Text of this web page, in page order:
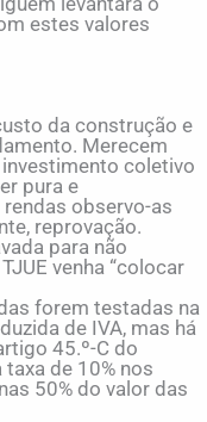
estes valores
da construção e
Merecem
coletivo
pura e
observo-as
reprovação.
para não
venha “colocar
forem testadas na
de IVA, mas há
45.º-C do
de 10% nos
50% do valor das